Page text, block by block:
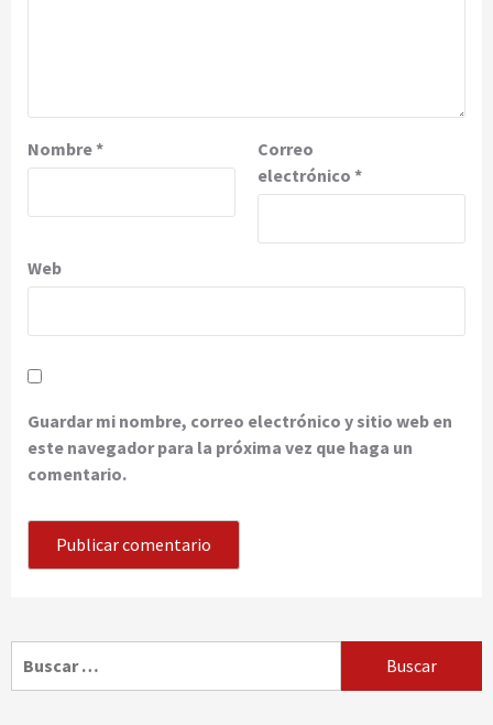
Nombre*
Correo
electrónico *
Web
Guardar mi nombre, correo electrónico y sitio web en
este navegador para la próxima vez que haga un
comentario.